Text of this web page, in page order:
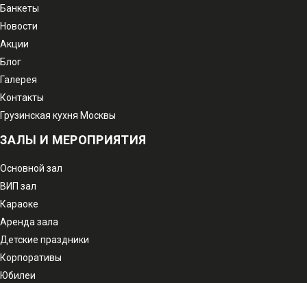
Банкеты
Новости
Акции
Блог
Галерея
Контакты
Грузинская кухня Москвы
ЗАЛЫ И МЕРОПРИЯТИЯ
Основной зал
ВИП зал
Караоке
Аренда зала
Детские праздники
Корпоративы
Юбилеи